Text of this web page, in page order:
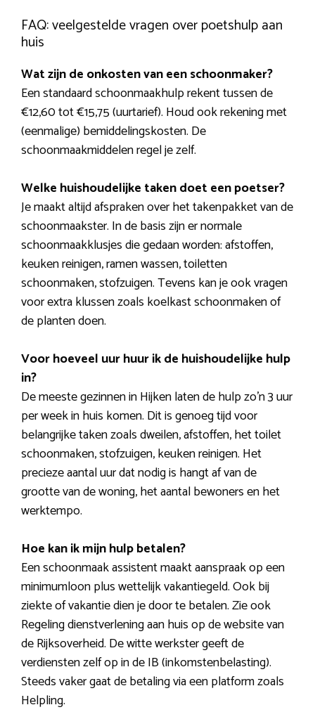
FAQ: veelgestelde vragen over poetshulp aan
huis
Wat zijn de onkosten van een schoonmaker?
Een standaard schoonmaakhulp rekent tussen de
€12,60 tot €15,75 (uurtarief). Houd ook rekening met
(eenmalige) bemiddelingskosten. De
schoonmaakmiddelen regel je zelf.
Welke huishoudelijke taken doet een poetser?
Je maakt altijd afspraken over het takenpakket van de
schoonmaakster. In de basis zijn er normale
schoonmaakklusjes die gedaan worden: afstoffen,
keuken reinigen, ramen wassen, toiletten
schoonmaken, stofzuigen. Tevens kan je ook vragen
voor extra klussen zoals koelkast schoonmaken of
de planten doen.
Voor hoeveel uur huur ik de huishoudelijke hulp
in?
De meeste gezinnen in Hijken laten de hulp zo’n 3 uur
per week in huis komen. Dit is genoeg tijd voor
belangrijke taken zoals dweilen, afstoffen, het toilet
schoonmaken, stofzuigen, keuken reinigen. Het
precieze aantal uur dat nodig is hangt af van de
grootte van de woning, het aantal bewoners en het
werktempo.
Hoe kan ik mijn hulp betalen?
Een schoonmaak assistent maakt aanspraak op een
minimumloon plus wettelijk vakantiegeld. Ook bij
ziekte of vakantie dien je door te betalen. Zie ook
Regeling dienstverlening aan huis op de website van
de Rijksoverheid. De witte werkster geeft de
verdiensten zelf op in de IB (inkomstenbelasting).
Steeds vaker gaat de betaling via een platform zoals
Helpling.